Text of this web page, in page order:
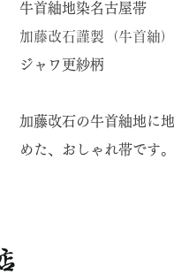
牛首紬地染名古屋帯
加藤改石謹製（牛首紬）
ジャワ更紗柄
加藤改石の牛首紬地に
めた、おしゃれ帯です。